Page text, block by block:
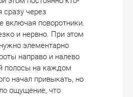
сразу через
включая поворотники.
и нервно. При этом
элементарно
направо и налево
полосы на каждом
начал привыкать, но
ощущение, что